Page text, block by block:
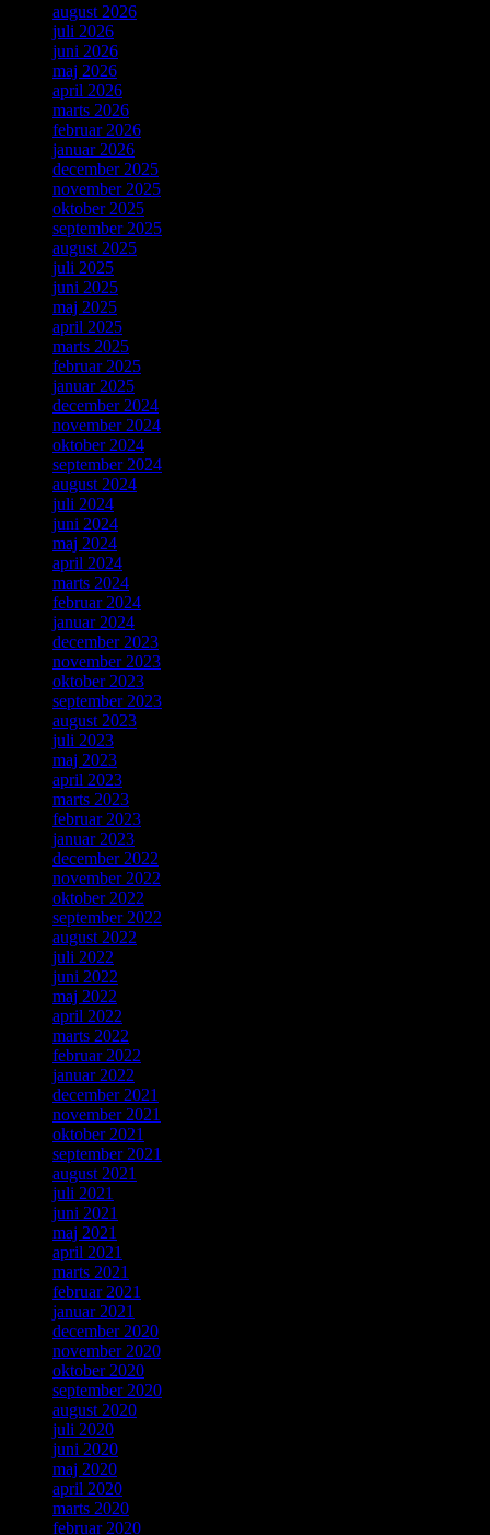
august 2026
juli 2026
juni 2026
maj 2026
april 2026
marts 2026
februar 2026
januar 2026
december 2025
november 2025
oktober 2025
september 2025
august 2025
juli 2025
juni 2025
maj 2025
april 2025
marts 2025
februar 2025
januar 2025
december 2024
november 2024
oktober 2024
september 2024
august 2024
juli 2024
juni 2024
maj 2024
april 2024
marts 2024
februar 2024
januar 2024
december 2023
november 2023
oktober 2023
september 2023
august 2023
juli 2023
maj 2023
april 2023
marts 2023
februar 2023
januar 2023
december 2022
november 2022
oktober 2022
september 2022
august 2022
juli 2022
juni 2022
maj 2022
april 2022
marts 2022
februar 2022
januar 2022
december 2021
november 2021
oktober 2021
september 2021
august 2021
juli 2021
juni 2021
maj 2021
april 2021
marts 2021
februar 2021
januar 2021
december 2020
november 2020
oktober 2020
september 2020
august 2020
juli 2020
juni 2020
maj 2020
april 2020
marts 2020
februar 2020